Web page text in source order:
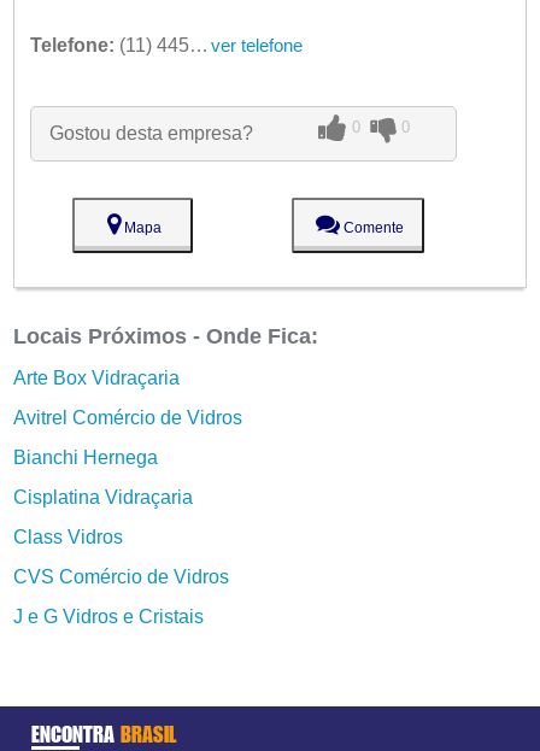
Telefone: (11) 4459-8434 ver telefone
Gostou desta empresa? 0 0
Mapa Comente
Locais Próximos - Onde Fica:
Arte Box Vidraçaria
Avitrel Comércio de Vidros
Bianchi Hernega
Cisplatina Vidraçaria
Class Vidros
CVS Comércio de Vidros
J e G Vidros e Cristais
ENCONTRA BRASIL